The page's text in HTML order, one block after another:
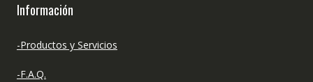
Información
-Productos y Servicios
-F.A.Q.